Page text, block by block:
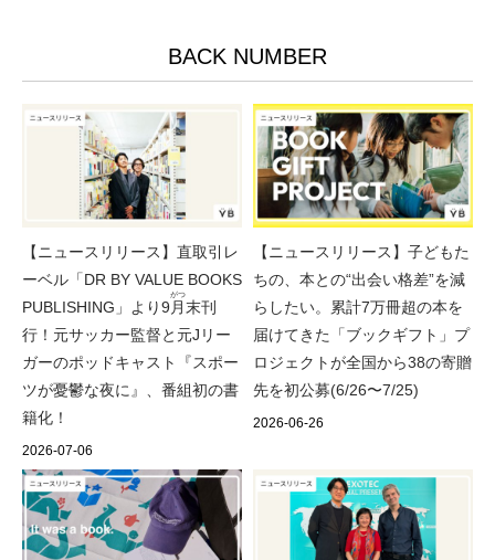
BACK NUMBER
【ニュースリリース】直取引レ
ーベル「DR BY VALUE BOOKS
PUBLISHING」より9月
がつ
末刊
行！元サッカー監督と元Jリー
ガーのポッドキャスト『スポー
ツが憂鬱な夜に』、番組初の書
籍化！
2026-07-06
【ニュースリリース】子どもた
ちの、本との“出会い格差”を減
らしたい。累計7万冊超の本を
届けてきた「ブックギフト」プ
ロジェクトが全国から38の寄贈
先を初公募(6/26〜7/25)
2026-06-26